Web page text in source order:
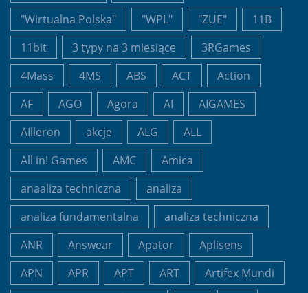
"Wirtualna Polska"
"WPL" "ZUE"
11B
11bit
3 typy na 3 miesiące
3RGames
4Mass
4MS ABS ACT
Action
AF
AGO Agora AI
AIGAMES
AIlleron
akcje ALG
ALL
All in! Games
AMC
Amica
anaaliza techniczna
analiza
analiza fundamentalna
analiza techniczna
ANR
Answear Apator
Aplisens
APN
APR APT ART
Artifex Mundi